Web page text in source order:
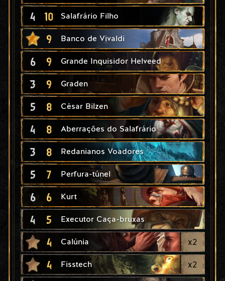
4 10 Salafrário Filho
9 Banco de Vivaldi
6 9 Grande Inquisidor Helveed
3 9 Graden
5 8 César Bilzen
4 8 Aberrações do Salafrário
3 8 Redanianos Voadores
5 7 Perfura-túnel
6 6 Kurt
4 5 Executor Caça-bruxas
4 Calúnia x2
4 Fisstech x2